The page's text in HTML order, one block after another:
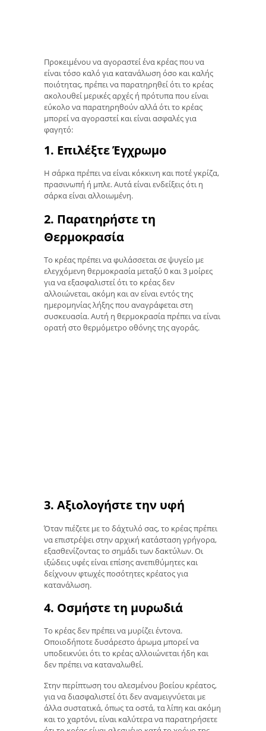
Προκειμένου να αγοραστεί ένα κρέας που να
είναι τόσο καλό για κατανάλωση όσο και καλής
ποιότητας, πρέπει να παρατηρηθεί ότι το κρέας
ακολουθεί μερικές αρχές ή πρότυπα που είναι
εύκολο να παρατηρηθούν αλλά ότι το κρέας
μπορεί να αγοραστεί και είναι ασφαλές για
φαγητό:
1. Επιλέξτε Έγχρωμο
Η σάρκα πρέπει να είναι κόκκινη και ποτέ γκρίζα,
πρασινωπή ή μπλε. Αυτά είναι ενδείξεις ότι η
σάρκα είναι αλλοιωμένη.
2. Παρατηρήστε τη
Θερμοκρασία
Το κρέας πρέπει να φυλάσσεται σε ψυγείο με
ελεγχόμενη θερμοκρασία μεταξύ 0 και 3 μοίρες
για να εξασφαλιστεί ότι το κρέας δεν
αλλοιώνεται, ακόμη και αν είναι εντός της
ημερομηνίας λήξης που αναγράφεται στη
συσκευασία. Αυτή η θερμοκρασία πρέπει να είναι
ορατή στο θερμόμετρο οθόνης της αγοράς.
3. Αξιολογήστε την υφή
Όταν πιέζετε με το δάχτυλό σας, το κρέας πρέπει
να επιστρέψει στην αρχική κατάσταση γρήγορα,
εξασθενίζοντας το σημάδι των δακτύλων. Οι
ιξώδεις υφές είναι επίσης ανεπιθύμητες και
δείχνουν φτωχές ποσότητες κρέατος για
κατανάλωση.
4. Οσμήστε τη μυρωδιά
Το κρέας δεν πρέπει να μυρίζει έντονα.
Οποιοδήποτε δυσάρεστο άρωμα μπορεί να
υποδεικνύει ότι το κρέας αλλοιώνεται ήδη και
δεν πρέπει να καταναλωθεί.
Στην περίπτωση του αλεσμένου βοείου κρέατος,
για να διασφαλιστεί ότι δεν αναμειγνύεται με
άλλα συστατικά, όπως τα οστά, τα λίπη και ακόμη
και το χαρτόνι, είναι καλύτερα να παρατηρήσετε